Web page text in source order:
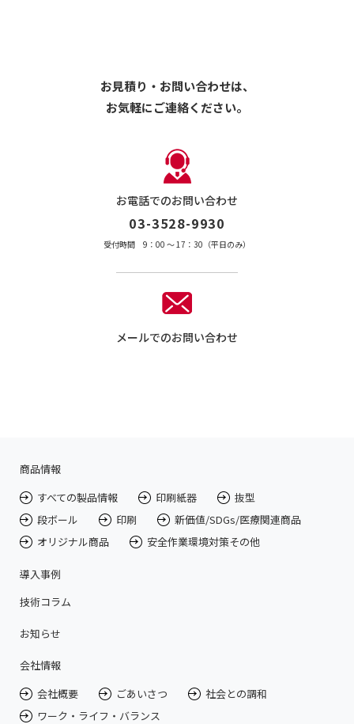
お見積り・お問い合わせは、
お気軽にご連絡ください。
お電話でのお問い合わせ
03-3528-9930
受付時間 9：00 〜 17：30（平日のみ）
メールでのお問い合わせ
商品情報
すべての製品情報
印刷紙器
抜型
段ボール
印刷
新価値/SDGs/医療関連商品
オリジナル商品
安全作業環境対策その他
導入事例
技術コラム
お知らせ
会社情報
会社概要
ごあいさつ
社会との調和
ワーク・ライフ・バランス